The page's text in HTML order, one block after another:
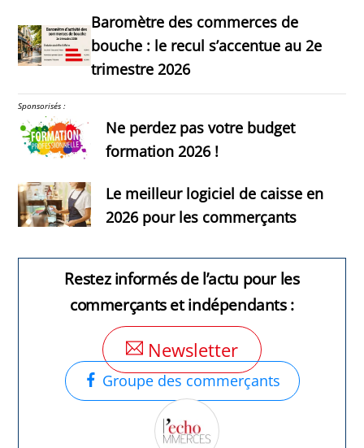
Baromètre des commerces de
bouche : le recul s’accentue au 2e
trimestre 2026
Sponsorisés :
Ne perdez pas votre budget
formation 2026 !
Le meilleur logiciel de caisse en
2026 pour les commerçants
Restez informés de l’actu pour les
commerçants et indépendants :
Newsletter
Groupe des commerçants